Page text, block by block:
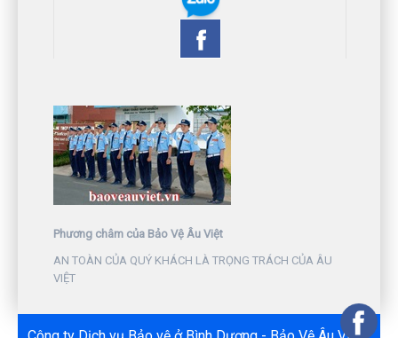
Phương châm của Bảo Vệ Âu Việt
AN TOÀN CỦA QUÝ KHÁCH LÀ TRỌNG TRÁCH CỦA ÂU
VIỆT